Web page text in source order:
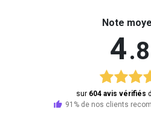
Note
4.8
sur 604 avis vérifiés
91% de nos clients